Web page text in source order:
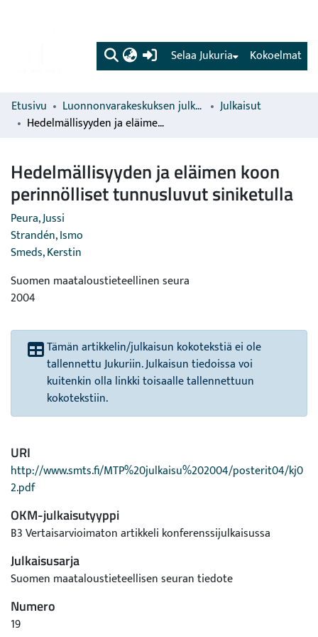
(current) Kokoelmat
Selaa Jukuria
Etusivu Luonnonvarakeskuksen julkaisut
Julkaisut
Hedelmällisyyden ja eläimen koon perinnölliset tunnusluvut siniketulla
Hedelmällisyyden ja eläimen koon
perinnölliset tunnusluvut siniketulla
Peura, Jussi
Strandén, Ismo
Smeds, Kerstin
Suomen maataloustieteellinen seura
2004
Tämän artikkelin/julkaisun kokotekstiä ei ole
tallennettu Jukuriin. Julkaisun tiedoissa voi
kuitenkin olla linkki toisaalle tallennettuun
kokotekstiin.
URI
http://www.smts.fi/MTP%20julkaisu%202004/posterit04/kj0
2.pdf
OKM-julkaisutyyppi
B3 Vertaisarvioimaton artikkeli konferenssijulkaisussa
Julkaisusarja
Suomen maataloustieteellisen seuran tiedote
Numero
19